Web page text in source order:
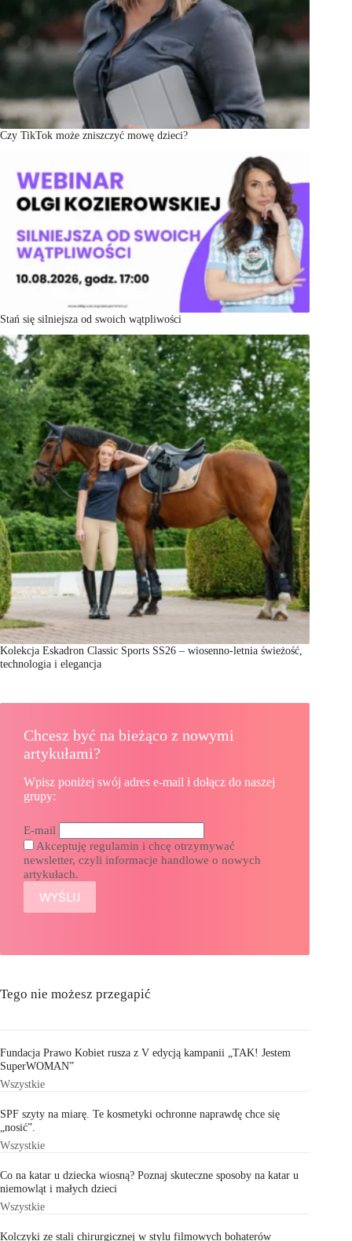
Czy TikTok może zniszczyć mowę dzieci?
Stań się silniejsza od swoich wątpliwości
Kolekcja Eskadron Classic Sports SS26 – wiosenno-letnia świeżość,
technologia i elegancja
Chcesz być na bieżąco z nowymi
artykułami?
Wpisz poniżej swój adres e-mail i dołącz do naszej
grupy:
E-mail
Akceptuję regulamin i chcę otrzymywać
newsletter, czyli informacje handlowe o nowych
artykułach.
Tego nie możesz przegapić
Fundacja Prawo Kobiet rusza z V edycją kampanii „TAK! Jestem
SuperWOMAN”
Wszystkie
SPF szyty na miarę. Te kosmetyki ochronne naprawdę chce się
„nosić”.
Wszystkie
Co na katar u dziecka wiosną? Poznaj skuteczne sposoby na katar u
niemowląt i małych dzieci
Wszystkie
Kolczyki ze stali chirurgicznej w stylu filmowych bohaterów